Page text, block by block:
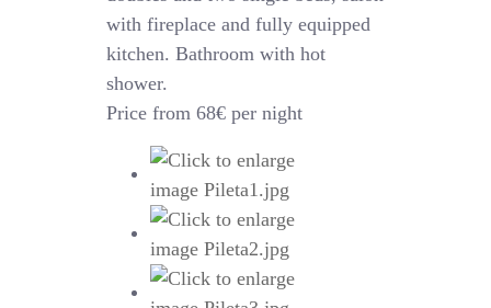
with fireplace and fully equipped
kitchen. Bathroom with hot
shower.
Price from 68€ per night